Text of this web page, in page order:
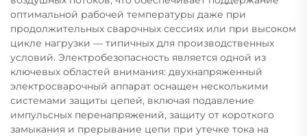
оптимальной рабочей температуры даже при
продолжительных сварочных сессиях или при высоком
цикле нагрузки — типичных для производственных
условий. Электробезопасность является одной из
ключевых областей внимания: двухнапряженный
электросварочный аппарат оснащен несколькими
системами защиты цепей, включая подавление
импульсных перенапряжений, защиту от короткого
замыкания и прерывание цепи при утечке тока на